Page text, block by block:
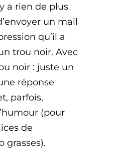
a rien de plus
un mail
qu’il a
trou noir. Avec
noir : juste un
réponse
parfois,
(pour
de
grasses).